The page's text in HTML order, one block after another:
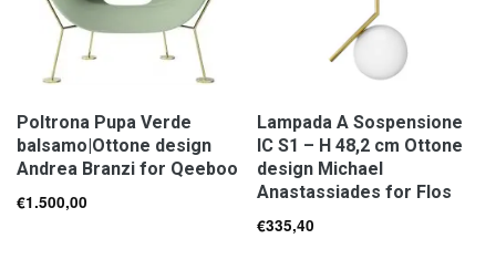
Poltrona Pupa Verde
balsamo|Ottone design
Andrea Branzi for Qeeboo
€1.500,00
Lampada A Sospensione
IC S1 – H 48,2 cm Ottone
design Michael
Anastassiades for Flos
€335,40